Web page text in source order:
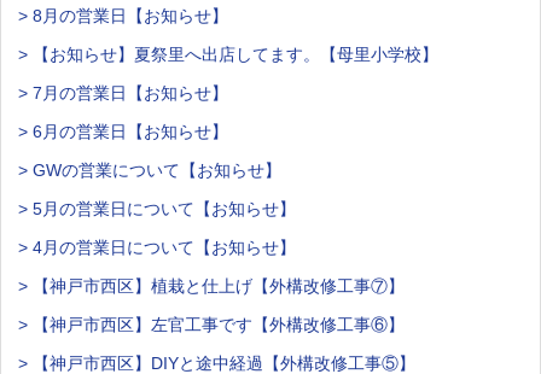
> 8月の営業日【お知らせ】
> 【お知らせ】夏祭里へ出店してます。【母里小学校】
> 7月の営業日【お知らせ】
> 6月の営業日【お知らせ】
> GWの営業について【お知らせ】
> 5月の営業日について【お知らせ】
> 4月の営業日について【お知らせ】
> 【神戸市西区】植栽と仕上げ【外構改修工事⑦】
> 【神戸市西区】左官工事です【外構改修工事⑥】
> 【神戸市西区】DIYと途中経過【外構改修工事⑤】